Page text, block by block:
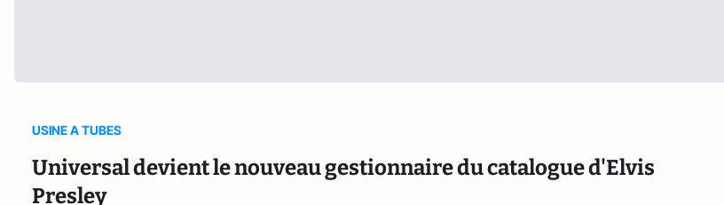
USINE A TUBES
Universal devient le nouveau gestionnaire du catalogue d'Elvis
Presley